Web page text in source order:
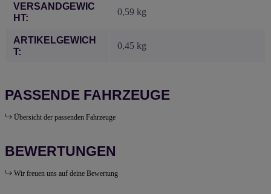
VERSANDGEWIC
HT:
0,59 kg
ARTIKELGEWICH
T:
0,45 kg
PASSENDE FAHRZEUGE
Übersicht der passenden Fahrzeuge
BEWERTUNGEN
Wir freuen uns auf deine Bewertung